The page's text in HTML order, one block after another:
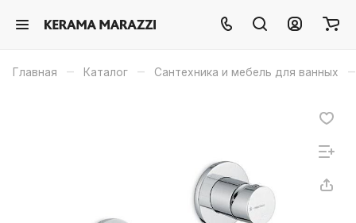
Главная – Каталог – Сантехника и мебель для ванных –